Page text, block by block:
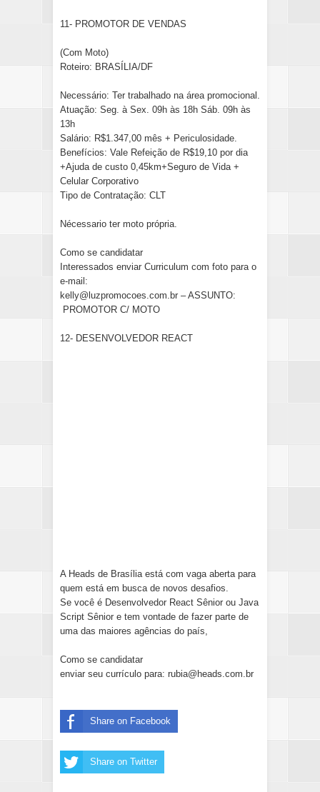
11- PROMOTOR DE VENDAS
(Com Moto)
Roteiro: BRASÍLIA/DF
Necessário: Ter trabalhado na área promocional.
Atuação: Seg. à Sex. 09h às 18h Sáb. 09h às
13h
Salário: R$1.347,00 mês + Periculosidade.
Benefícios: Vale Refeição de R$19,10 por dia
+Ajuda de custo 0,45km+Seguro de Vida +
Celular Corporativo
Tipo de Contratação: CLT
Nécessario ter moto própria.
Como se candidatar
Interessados enviar Curriculum com foto para o
e-mail:
kelly@luzpromocoes.com.br – ASSUNTO:
PROMOTOR C/ MOTO
12- DESENVOLVEDOR REACT
A Heads de Brasília está com vaga aberta para
quem está em busca de novos desafios.
Se você é Desenvolvedor React Sênior ou Java
Script Sênior e tem vontade de fazer parte de
uma das maiores agências do país,
Como se candidatar
enviar seu currículo para: rubia@heads.com.br
Share on Facebook
Share on Twitter